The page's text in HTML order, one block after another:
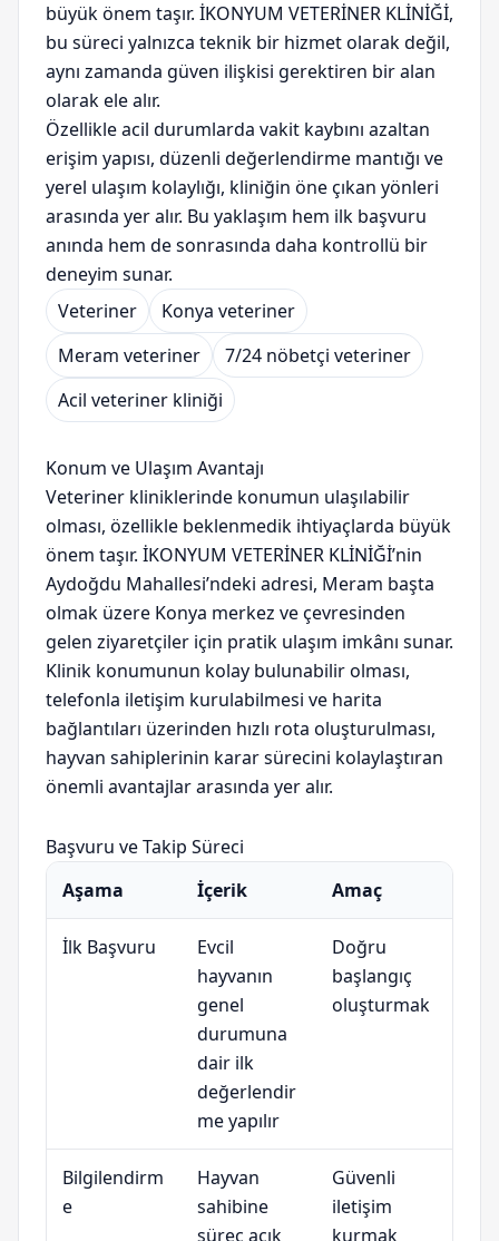
büyük önem taşır. İKONYUM VETERİNER KLİNİĞİ,
bu süreci yalnızca teknik bir hizmet olarak değil,
aynı zamanda güven ilişkisi gerektiren bir alan
olarak ele alır.
Özellikle acil durumlarda vakit kaybını azaltan
erişim yapısı, düzenli değerlendirme mantığı ve
yerel ulaşım kolaylığı, kliniğin öne çıkan yönleri
arasında yer alır. Bu yaklaşım hem ilk başvuru
anında hem de sonrasında daha kontrollü bir
deneyim sunar.
Veteriner
Konya veteriner
Meram veteriner
7/24 nöbetçi veteriner
Acil veteriner kliniği
Konum ve Ulaşım Avantajı
Veteriner kliniklerinde konumun ulaşılabilir
olması, özellikle beklenmedik ihtiyaçlarda büyük
önem taşır. İKONYUM VETERİNER KLİNİĞİ’nin
Aydoğdu Mahallesi’ndeki adresi, Meram başta
olmak üzere Konya merkez ve çevresinden
gelen ziyaretçiler için pratik ulaşım imkânı sunar.
Klinik konumunun kolay bulunabilir olması,
telefonla iletişim kurulabilmesi ve harita
bağlantıları üzerinden hızlı rota oluşturulması,
hayvan sahiplerinin karar sürecini kolaylaştıran
önemli avantajlar arasında yer alır.
Başvuru ve Takip Süreci
Aşama
İçerik Amaç
İlk Başvuru
Evcil
hayvanın
genel
durumuna
dair ilk
değerlendir
me yapılır
Doğru
başlangıç
oluşturmak
Bilgilendirm
e
Hayvan
sahibine
süreç açık
Güvenli
iletişim
kurmak